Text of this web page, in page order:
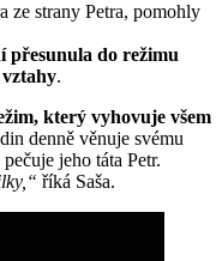
ze strany Petra, pomohly
přesunula do režimu
.
který vyhovuje všem
denně věnuje svému
jeho táta Petr.
říká Saša.